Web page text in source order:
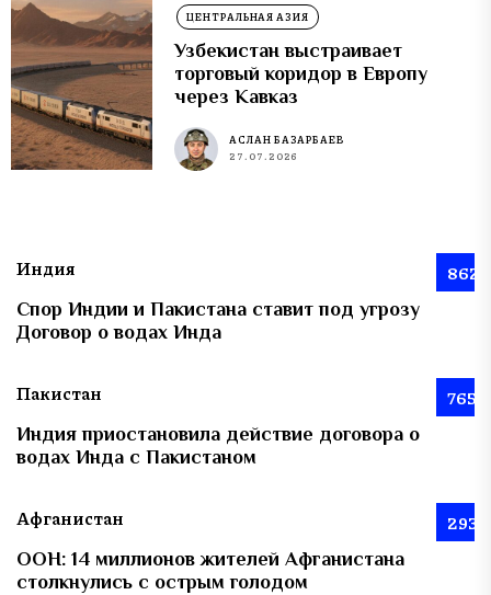
ЦЕНТРАЛЬНАЯ АЗИЯ
Узбекистан выстраивает
торговый коридор в Европу
через Кавказ
АСЛАН БАЗАРБАЕВ
27.07.2026
Индия 862
Спор Индии и Пакистана ставит под угрозу
Договор о водах Инда
Пакистан 765
Индия приостановила действие договора о
водах Инда с Пакистаном
Афганистан 293
ООН: 14 миллионов жителей Афганистана
столкнулись с острым голодом